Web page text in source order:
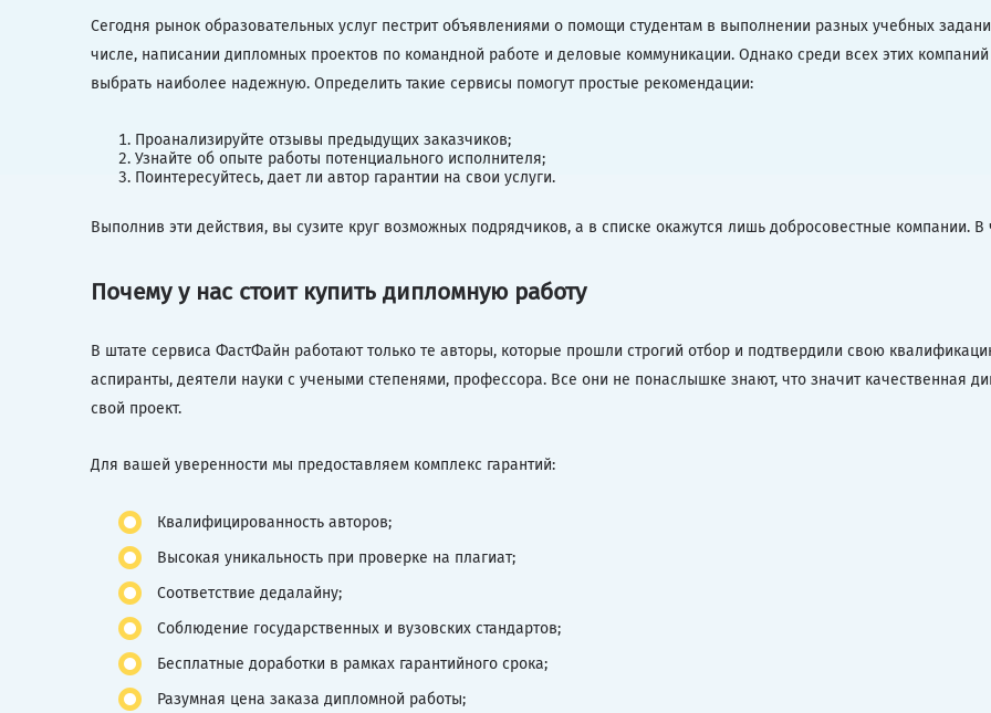
Сегодня рынок образовательных услуг пестрит объявлениями о помощи студентам в выполнении разных учебных
числе, написании дипломных проектов по командной работе и деловые коммуникации. Однако среди всех этих компаний
выбрать наиболее надежную. Определить такие сервисы помогут простые рекомендации:
Проанализируйте отзывы предыдущих заказчиков;
Узнайте об опыте работы потенциального исполнителя;
Поинтересуйтесь, дает ли автор гарантии на свои услуги.
Выполнив эти действия, вы сузите круг возможных подрядчиков, а в списке окажутся лишь добросовестные компании.
Почему у нас стоит купить дипломную работу
В штате сервиса ФастФайн работают только те авторы, которые прошли строгий отбор и подтвердили свою
аспиранты, деятели науки с учеными степенями, профессора. Все они не понаслышке знают, что значит качественная
свой проект.
Для вашей уверенности мы предоставляем комплекс гарантий:
Квалифицированность авторов;
Высокая уникальность при проверке на плагиат;
Соответствие дедалайну;
Соблюдение государственных и вузовских стандартов;
Бесплатные доработки в рамках гарантийного срока;
Разумная цена заказа дипломной работы;